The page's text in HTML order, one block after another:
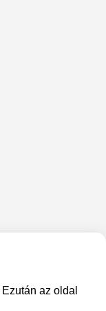
az oldal